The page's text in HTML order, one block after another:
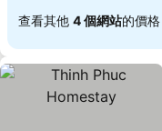
查看其他 4 個網站的價格